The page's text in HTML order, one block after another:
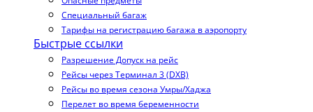
Специальный багаж
Тарифы на регистрацию багажа в аэропорту
Быстрые ссылки
Разрешение Допуск на рейс
Рейсы через Терминал 3 (DXB)
Рейсы во время сезона Умры/Хаджа
Перелет во время беременности